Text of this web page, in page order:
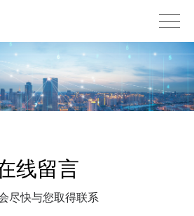
线留言
尽快与您取得联系